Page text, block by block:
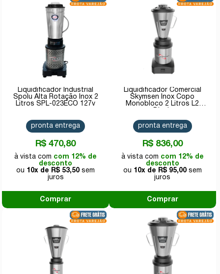
Liquidificador Industrial
Spolu Alta Rotação Inox 2
Litros SPL-023ECO 127v
R$ 470,80
com 12% de
desconto
10x de
R$ 53,50
pronta entrega
Comprar
Liquidificador Comercial
Skymsen Inox Copo
Monobloco 2 Litros L2
R$ 836,00
com 12% de
desconto
10x de
R$ 95,00
pronta entrega
Comprar